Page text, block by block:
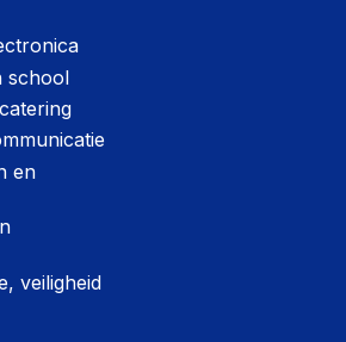
281 mm
288.9 mm
school
en
veiligheid